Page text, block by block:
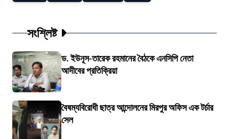
সংশ্লিষ্ট
ড. ইউনূস-তারেক রহমানের বৈঠকে এনসিপি নেতা
আদীবের প্রতিক্রিয়া
বৈষম্যবিরোধী ছাত্র আন্দোলনের মিরপুর অফিস এক টর্চার
সেল